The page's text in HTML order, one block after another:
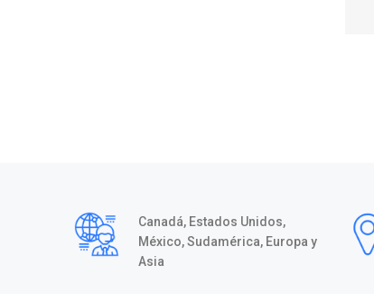
Canadá, Estados Unidos,
México, Sudamérica, Europa y
Asia